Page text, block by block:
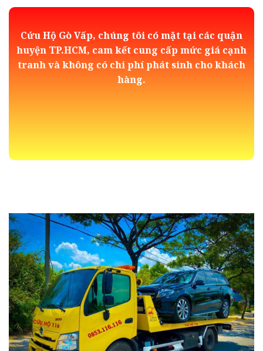
Cứu Hộ Gò Vấp, chúng tôi có mặt tại các quận
huyện TP.HCM, cam kết cung cấp mức giá cạnh
tranh và không có chi phí phát sinh cho khách
hàng.